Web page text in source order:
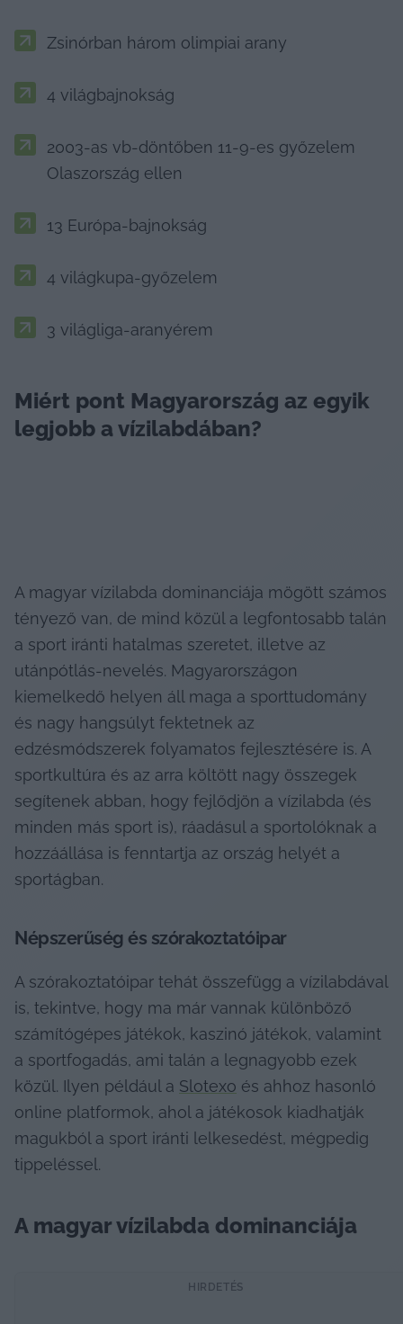
Zsinórban három olimpiai arany
4 világbajnokság
2003-as vb-döntőben 11-9-es győzelem
Olaszország ellen
13 Európa-bajnokság
4 világkupa-győzelem
3 világliga-aranyérem
Miért pont Magyarország az egyik
legjobb a vízilabdában?
A magyar vízilabda dominanciája mögött számos
tényező van, de mind közül a legfontosabb talán
a sport iránti hatalmas szeretet, illetve az
utánpótlás-nevelés. Magyarországon
kiemelkedő helyen áll maga a sporttudomány
és nagy hangsúlyt fektetnek az
edzésmódszerek folyamatos fejlesztésére is. A
sportkultúra és az arra költött nagy összegek
segítenek abban, hogy fejlődjön a vízilabda (és
minden más sport is), ráadásul a sportolóknak a
hozzáállása is fenntartja az ország helyét a
sportágban.
Népszerűség és szórakoztatóipar
A szórakoztatóipar tehát összefügg a vízilabdával
is, tekintve, hogy ma már vannak különböző
számítógépes játékok, kaszinó játékok, valamint
a sportfogadás, ami talán a legnagyobb ezek
közül. Ilyen például a Slotexo és ahhoz hasonló
online platformok, ahol a játékosok kiadhatják
magukból a sport iránti lelkesedést, mégpedig
tippeléssel.
A magyar vízilabda dominanciája
HIRDETÉS